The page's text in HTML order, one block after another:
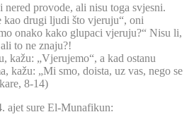
provode, ali nisu toga svjesni.
kao drugi ljudi što vjeruju“, oni
onako kako glupaci vjeruju?“ Nisu li,
to ne znaju?!
kažu: „Vjerujemo“, a kad ostanu
kažu: „Mi smo, doista, uz vas, nego se
8-14)
ajet sure El-Munafikun: